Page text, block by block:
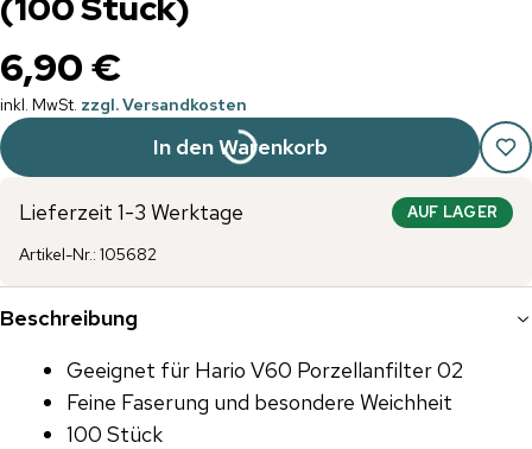
6,90 €
inkl. MwSt. zzgl. Versandkosten
In den Warenkorb
Lieferzeit 1-3 Werktage AUF LAGER
Artikel-Nr.: 105682
Beschreibung
Geeignet für Hario V60 Porzellanfilter 02
Feine Faserung und besondere Weichheit
100 Stück